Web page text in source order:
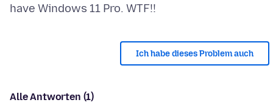
Ich habe dieses Problem auch
Alle Antworten (1)